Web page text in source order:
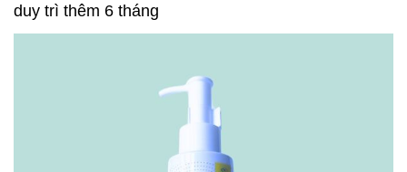
duy trì thêm 6 tháng